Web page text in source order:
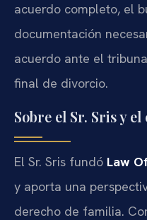
acuerdo completo, el
documentación
acuerdo ante el
final de divorcio.
Sobre el Sr. Sris y
El Sr. Sris fundó Law
y aporta una
derecho de familia.